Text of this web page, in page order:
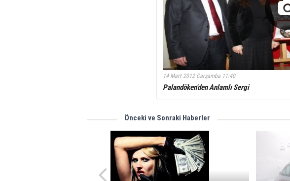
14 Mart 2012 Çarşamba 11:40
Palandöken'den Anlamlı Sergi
Önceki ve Sonraki Haberler